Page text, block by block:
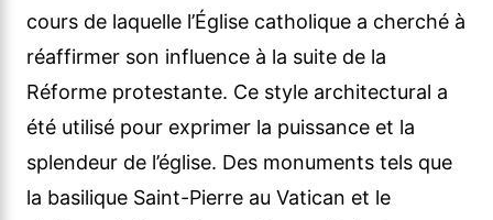
cours de laquelle l’Église catholique a cherché à
réaffirmer son influence à la suite de la
Réforme protestante. Ce style architectural a
été utilisé pour exprimer la puissance et la
splendeur de l’église. Des monuments tels que
la basilique Saint-Pierre au Vatican et le